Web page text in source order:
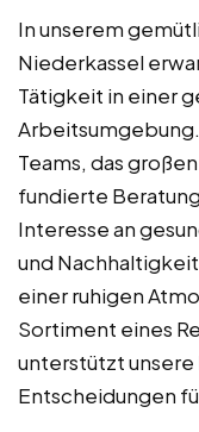
In unserem
Niederkassel
Tätigkeit in einer
Teams, das
fundierte
Interesse an
und
einer ruhigen
Sortiment eines
unterstützt
Entscheidungen